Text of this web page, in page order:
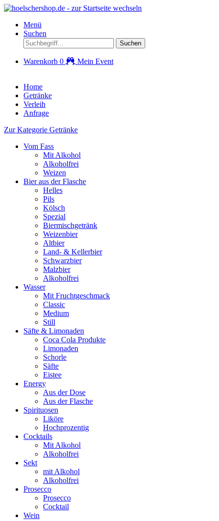
Menü
Suchen
Suchen
Warenkorb 0 Mein Event
Home
Getränke
Verleih
Anfrage
Zur Kategorie Getränke
Vom Fass
Mit Alkohol
Alkoholfrei
Weizen
Bier aus der Flasche
Helles
Pils
Kölsch
Spezial
Biermischgetränk
Weizenbier
Altbier
Land- & Kellerbier
Schwarzbier
Malzbier
Alkoholfrei
Wasser
Mit Fruchtgeschmack
Classic
Medium
Still
Säfte & Limonaden
Coca Cola Produkte
Limonaden
Schorle
Säfte
Eistee
Energy
Aus der Dose
Aus der Flasche
Spirituosen
Liköre
Hochprozentig
Cocktails
Mit Alkohol
Alkoholfrei
Sekt
mit Alkohol
Alkoholfrei
Prosecco
Prosecco
Cocktail
Wein